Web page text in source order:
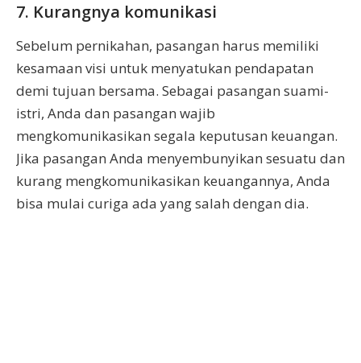
7. Kurangnya komunikasi
Sebelum pernikahan, pasangan harus memiliki
kesamaan visi untuk menyatukan pendapatan
demi tujuan bersama. Sebagai pasangan suami-
istri, Anda dan pasangan wajib
mengkomunikasikan segala keputusan keuangan.
Jika pasangan Anda menyembunyikan sesuatu dan
kurang mengkomunikasikan keuangannya, Anda
bisa mulai curiga ada yang salah dengan dia.